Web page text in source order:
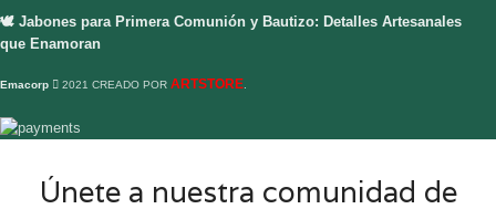
🕊️ Jabones para Primera Comunión y Bautizo: Detalles Artesanales
que Enamoran
Emacorp 2021 CREADO POR ARTSTORE
Únete a nuestra comunidad de